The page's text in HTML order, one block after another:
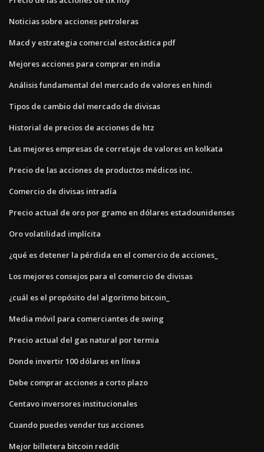
Noticias sobre acciones petroleras
Macd y estrategia comercial estocástica pdf
Mejores acciones para comprar en india
Análisis fundamental del mercado de valores en hindi
Tipos de cambio del mercado de divisas
Historial de precios de acciones de htz
Las mejores empresas de corretaje de valores en kolkata
Precio de las acciones de productos médicos inc.
Comercio de divisas intradía
Precio actual de oro por gramo en dólares estadounidenses
Oro volatilidad implícita
¿qué es detener la pérdida en el comercio de acciones_
Los mejores consejos para el comercio de divisas
¿cuál es el propósito del algoritmo bitcoin_
Media móvil para comerciantes de swing
Precio actual del gas natural por termia
Donde invertir 100 dólares en línea
Debe comprar acciones a corto plazo
Centavo inversores institucionales
Cuando puedes vender tus acciones
Mejor billetera bitcoin reddit